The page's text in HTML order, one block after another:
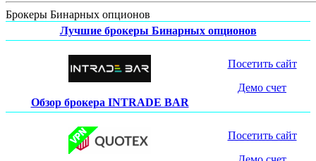
Брокеры Бинарных опционов
Лучшие брокеры Бинарных опционов
Обзор брокера INTRADE BAR
Посетить сайт
Демо счет
Посетить сайт